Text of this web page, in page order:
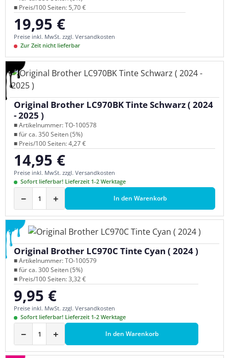
■ Preis/100 Seiten: 5,70 €
Regulärer Preis:
19,95 €
Preise inkl. MwSt. zzgl. Versandkosten
Zur Zeit nicht lieferbar
Original Brother LC970BK Tinte Schwarz ( 2024
- 2025 )
■ Artikelnummer: TO-100578
■ für ca. 350 Seiten (5%)
■ Preis/100 Seiten: 4,27 €
Regulärer Preis:
14,95 €
Preise inkl. MwSt. zzgl. Versandkosten
Sofort lieferbar! Lieferzeit 1-2 Werktage
− + In den Warenkorb
Original Brother LC970C Tinte Cyan ( 2024 )
■ Artikelnummer: TO-100579
■ für ca. 300 Seiten (5%)
■ Preis/100 Seiten: 3,32 €
Regulärer Preis:
9,95 €
Preise inkl. MwSt. zzgl. Versandkosten
Sofort lieferbar! Lieferzeit 1-2 Werktage
− + In den Warenkorb